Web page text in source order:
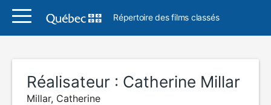
Répertoire des films classés
Réalisateur : Catherine Millar
Millar, Catherine